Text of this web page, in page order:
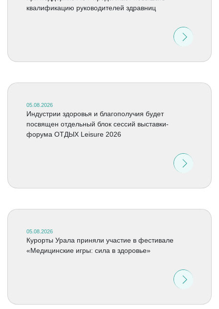
квалификацию руководителей здравниц
05.08.2026
Индустрии здоровья и благополучия будет
посвящен отдельный блок сессий выставки-
форума ОТДЫХ Leisure 2026
05.08.2026
Курорты Урала приняли участие в фестивале
«Медицинские игры: сила в здоровье»